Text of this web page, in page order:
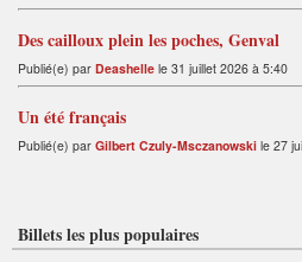
Des cailloux plein les poches, Genval
Publié(e) par Deashelle le 31 juillet 2026 à 5:40
Un été français
Publié(e) par Gilbert Czuly-Msczanowski le 27
Billets les plus populaires